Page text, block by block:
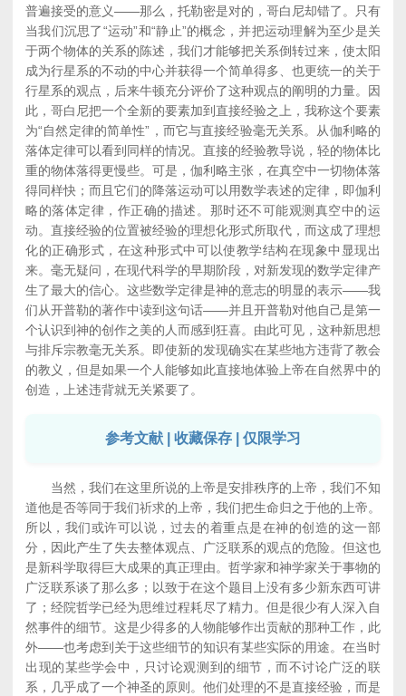
普遍接受的意义——那么，托勒密是对的，哥白尼却错了。只有
当我们沉思了“运动”和“静止”的概念，并把运动理解为至少是关
于两个物体的关系的陈述，我们才能够把关系倒转过来，使太阳
成为行星系的不动的中心并获得一个简单得多、也更统一的关于
行星系的观点，后来牛顿充分评价了这种观点的阐明的力量。因
此，哥白尼把一个全新的要素加到直接经验之上，我称这个要素
为“自然定律的简单性”，而它与直接经验毫无关系。从伽利略的
落体定律可以看到同样的情况。直接的经验教导说，轻的物体比
重的物体落得更慢些。可是，伽利略主张，在真空中一切物体落
得同样快；而且它们的降落运动可以用数学表述的定律，即伽利
略的落体定律，作正确的描述。那时还不可能观测真空中的运
动。直接经验的位置被经验的理想化形式所取代，而这成了理想
化的正确形式，在这种形式中可以使教学结构在现象中显现出
来。毫无疑问，在现代科学的早期阶段，对新发现的数学定律产
生了最大的信心。这些数学定律是神的意志的明显的表示——我
们从开普勒的著作中读到这句话——并且开普勒对他自己是第一
个认识到神的创作之美的人而感到狂喜。由此可见，这种新思想
与排斥宗教毫无关系。即使新的发现确实在某些地方违背了教会
的教义，但是如果一个人能够如此直接地体验上帝在自然界中的
创造，上述违背就无关紧要了。
参考文献 | 收藏保存 | 仅限学习
当然，我们在这里所说的上帝是安排秩序的上帝，我们不知
道他是否等同于我们祈求的上帝，我们把生命归之于他的上帝。
所以，我们或许可以说，过去的着重点是在神的创造的这一部
分，因此产生了失去整体观点、广泛联系的观点的危险。但这也
是新科学取得巨大成果的真正理由。哲学家和神学家关于事物的
广泛联系谈了那么多；以致于在这个题目上没有多少新东西可讲
了；经院哲学已经为思维过程耗尽了精力。但是很少有人深入自
然事件的细节。这是少得多的人物能够作出贡献的那种工作，此
外——也考虑到关于这些细节的知识有某些实际的用途。在当时
出现的某些学会中，只讨论观测到的细节，而不讨论广泛的联
系，几乎成了一个神圣的原则。他们处理的不是直接经验，而是